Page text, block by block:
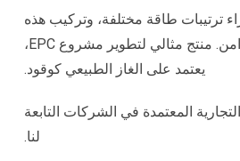
ترتيبات طاقة مختلفة، وتركيب هذه
المعدات بالتوازي المتزامن. منتج مثالي لتطوير مشروع EPC،
يعتمد على الغاز الطبيعي كوقود.
المعتمدة في الشركات التابعة
لنا.